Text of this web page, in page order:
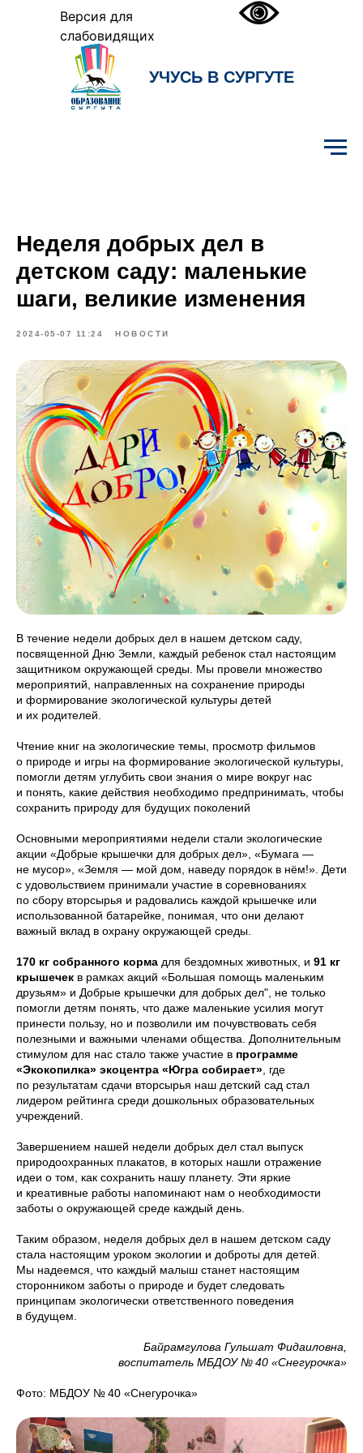
Версия для
слабовидящих
УЧУСЬ В СУРГУТЕ
Неделя добрых дел в
детском саду: маленькие
шаги, великие изменения
2024-05-07 11:24 НОВОСТИ
В течение недели добрых дел в нашем детском саду,
посвященной Дню Земли, каждый ребенок стал настоящим
защитником окружающей среды. Мы провели множество
мероприятий, направленных на сохранение природы
и формирование экологической культуры детей
и их родителей.
Чтение книг на экологические темы, просмотр фильмов
о природе и игры на формирование экологической культуры,
помогли детям углубить свои знания о мире вокруг нас
и понять, какие действия необходимо предпринимать, чтобы
сохранить природу для будущих поколений
Основными мероприятиями недели стали экологические
акции «Добрые крышечки для добрых дел», «Бумага —
не мусор», «Земля — мой дом, наведу порядок в нём!». Дети
с удовольствием принимали участие в соревнованиях
по сбору вторсырья и радовались каждой крышечке или
использованной батарейке, понимая, что они делают
важный вклад в охрану окружающей среды.
170 кг собранного корма для бездомных животных, и 91 кг
крышечек в рамках акций «Большая помощь маленьким
друзьям» и Добрые крышечки для добрых дел", не только
помогли детям понять, что даже маленькие усилия могут
принести пользу, но и позволили им почувствовать себя
полезными и важными членами общества. Дополнительным
стимулом для нас стало также участие в программе
«Экокопилка» экоцентра «Югра собирает» , где
по результатам сдачи вторсырья наш детский сад стал
лидером рейтинга среди дошкольных образовательных
учреждений.
Завершением нашей недели добрых дел стал выпуск
природоохранных плакатов, в которых нашли отражение
идеи о том, как сохранить нашу планету. Эти яркие
и креативные работы напоминают нам о необходимости
заботы о окружающей среде каждый день.
Таким образом, неделя добрых дел в нашем детском саду
стала настоящим уроком экологии и доброты для детей.
Мы надеемся, что каждый малыш станет настоящим
сторонником заботы о природе и будет следовать
принципам экологически ответственного поведения
в будущем.
Байрамгулова Гульшат Фидаиловна,
воспитатель МБДОУ № 40 «Снегурочка»
Фото: МБДОУ № 40 «Снегурочка»